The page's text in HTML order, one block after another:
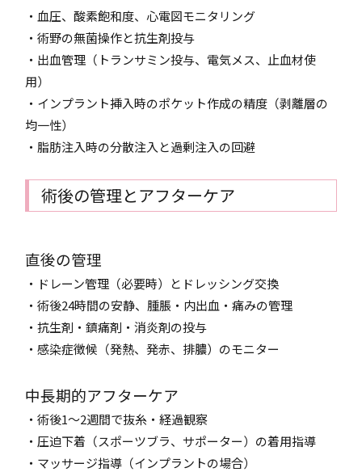
・血圧、酸素飽和度、心電図モニタリング
・術野の無菌操作と抗生剤投与
・出血管理（トランサミン投与、電気メス、止血材使
用）
・インプラント挿入時のポケット作成の精度（剥離層の
均一性）
・脂肪注入時の分散注入と過剰注入の回避
術後の管理とアフターケア
直後の管理
・ドレーン管理（必要時）とドレッシング交換
・術後24時間の安静、腫脹・内出血・痛みの管理
・抗生剤・鎮痛剤・消炎剤の投与
・感染症徴候（発熱、発赤、排膿）のモニター
中長期的アフターケア
・術後1～2週間で抜糸・経過観察
・圧迫下着（スポーツブラ、サポーター）の着用指導
・マッサージ指導（インプラントの場合）